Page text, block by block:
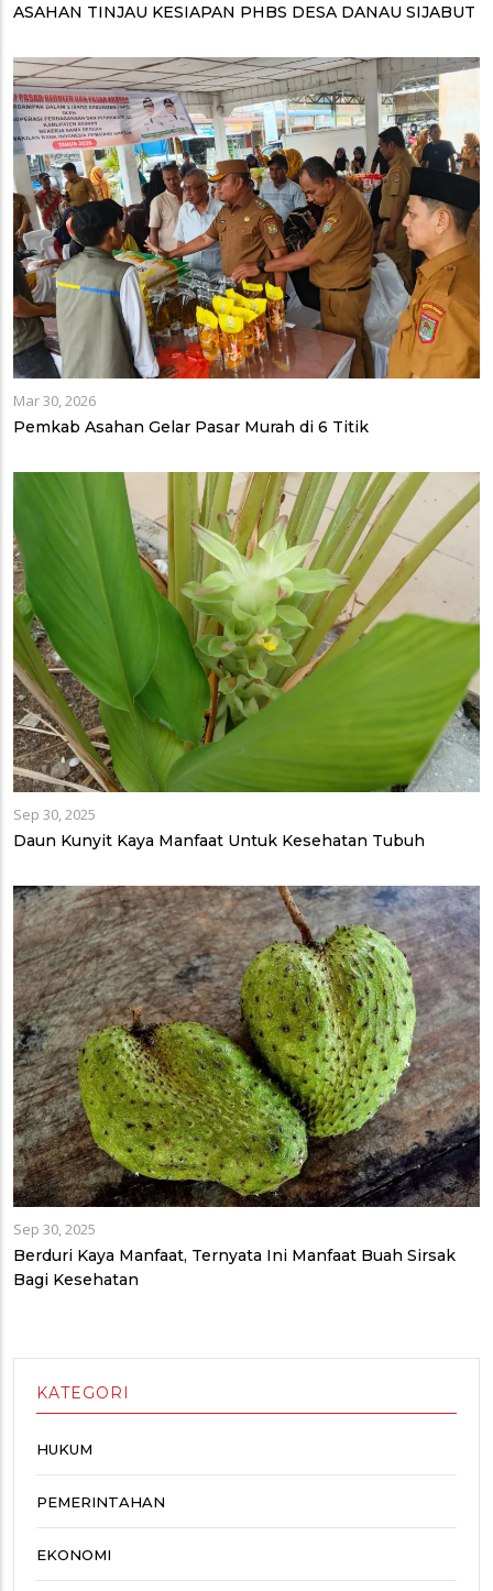
ASAHAN TINJAU KESIAPAN PHBS DESA DANAU SIJABUT
Mar 30, 2026
Pemkab Asahan Gelar Pasar Murah di 6 Titik
Sep 30, 2025
Daun Kunyit Kaya Manfaat Untuk Kesehatan Tubuh
Sep 30, 2025
Berduri Kaya Manfaat, Ternyata Ini Manfaat Buah Sirsak
Bagi Kesehatan
KATEGORI
HUKUM
PEMERINTAHAN
EKONOMI